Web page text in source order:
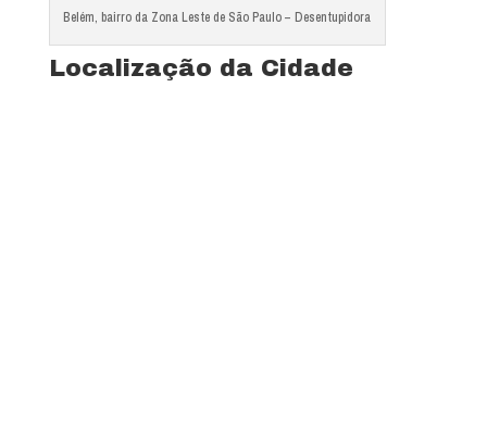
Belém, bairro da Zona Leste de São Paulo – Desentupidora
Localização da Cidade